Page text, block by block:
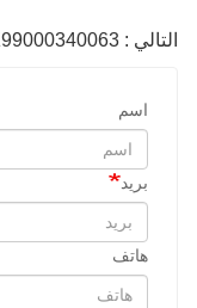
اسم
بريد
هاتف